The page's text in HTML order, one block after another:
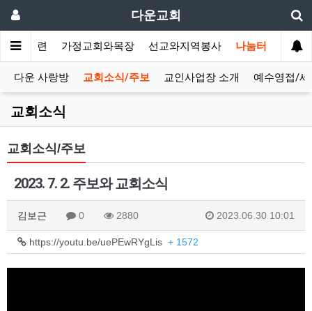
다운교회
씀과훈련 가정교회와목장 선교와지역봉사 나눔터
다운 사랑방 교회소식/주보 교인사업장 소개 예수영접/
교회소식
교회소식/주보
2023. 7. 2. 주보와 교회소식
김보근 0 2880 2023.06.30 10:01
https://youtu.be/uePEwRYgLis + 1572